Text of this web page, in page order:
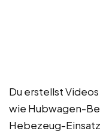
Du erstellst
wie Hubwagen-
Hebezeug-